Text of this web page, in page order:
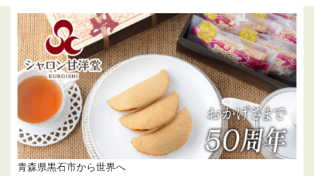
青森県黒石市から世界へ